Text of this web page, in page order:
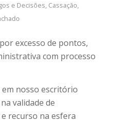
e Decisões, Cassação,
excesso de pontos,
com processo
nosso escritório
validade de
recurso na esfera